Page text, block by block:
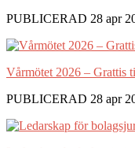
PUBLICERAD 28 apr
Vårmötet 2026 – Grattis
PUBLICERAD 28 apr